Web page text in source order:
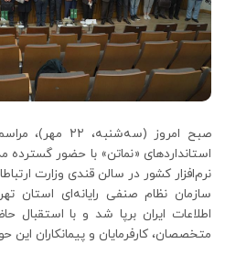
صبح امروز
استانداردهای «نماتن» با حضور گسترده
نرم‌افزار کشور در سالن قندی وزارت
سازمان نظام صنفی رایانه‌ای استان
اطلاعات ایران برپا شد و با استقبال
متخصصان، کارفرمایان و پیمانکاران این